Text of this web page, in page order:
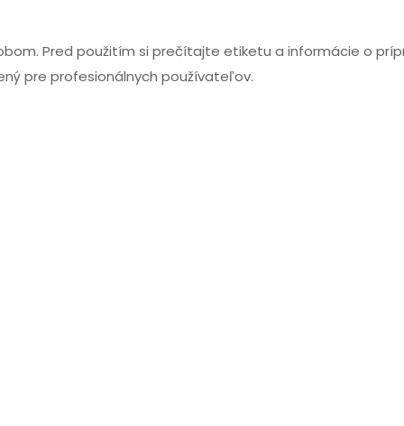
Pred použitím si prečítajte etiketu a informácie o
pre profesionálnych používateľov.